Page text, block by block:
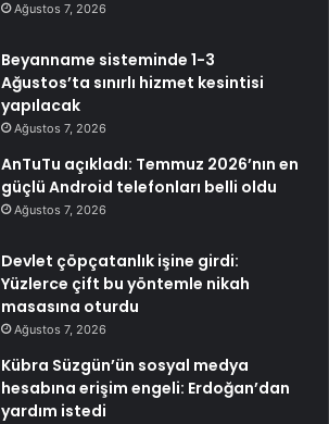
Ağustos 7, 2026
Beyanname sisteminde 1-3
Ağustos’ta sınırlı hizmet kesintisi
yapılacak
Ağustos 7, 2026
AnTuTu açıkladı: Temmuz 2026’nın en
güçlü Android telefonları belli oldu
Ağustos 7, 2026
Devlet çöpçatanlık işine girdi:
Yüzlerce çift bu yöntemle nikah
masasına oturdu
Ağustos 7, 2026
Kübra Süzgün’ün sosyal medya
hesabına erişim engeli: Erdoğan’dan
yardım istedi